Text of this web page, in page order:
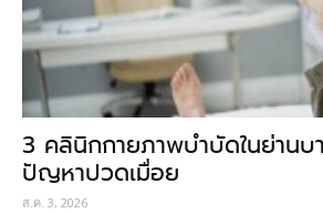
3 คลินิกกายภาพบำบัดในย่านบ
ปัญหาปวดเมื่อย
ส.ค. 3, 2026